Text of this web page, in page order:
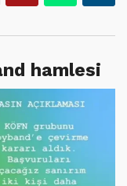
hamlesi